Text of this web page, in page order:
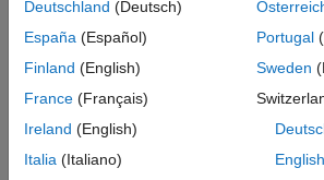
Deutschland (Deutsch)
España (Español)
Finland (English)
France (Français)
Ireland (English)
Italia (Italiano)
Portugal
Sweden
English
애플리케이션 상태
© 1994-2026 The MathWorks, Inc.